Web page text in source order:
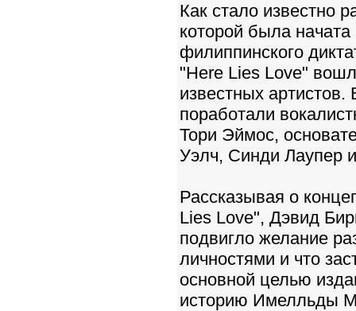
Как стало известно
которой была
филиппинского
"Here Lies Love"
известных
поработали
Тори Эймос,
Уэлч, Синди Лаупер
Рассказывая о
Lies Love", Дэвид
подвигло желание
личностями и что
основной целью
историю Имелльды